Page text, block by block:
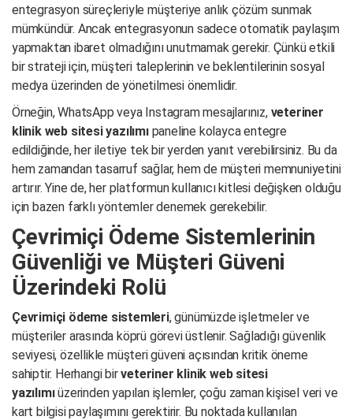
entegrasyon süreçleriyle müşteriye anlık çözüm sunmak
mümkündür. Ancak entegrasyonun sadece otomatik paylaşım
yapmaktan ibaret olmadığını unutmamak gerekir. Çünkü etkili
bir strateji için, müşteri taleplerinin ve beklentilerinin sosyal
medya üzerinden de yönetilmesi önemlidir.
Örneğin, WhatsApp veya Instagram mesajlarınız, veteriner
klinik web sitesi yazılımıpaneline kolayca entegre
edildiğinde, her iletiye tek bir yerden yanıt verebilirsiniz. Bu da
hem zamandan tasarruf sağlar, hem de müşteri memnuniyetini
artırır. Yine de, her platformun kullanıcı kitlesi değişken olduğu
için bazen farklı yöntemler denemek gerekebilir.
Çevrimiçi Ödeme Sistemlerinin
Güvenliği ve Müşteri Güveni
Üzerindeki Rolü
Çevrimiçi ödeme sistemleri, günümüzde işletmeler ve
müşteriler arasında köprü görevi üstlenir. Sağladığı güvenlik
seviyesi, özellikle müşteri güveni açısından kritik öneme
sahiptir. Herhangi birveteriner klinik web sitesi
yazılımıüzerinden yapılan işlemler, çoğu zaman kişisel veri ve
kart bilgisi paylaşımını gerektirir. Bu noktada kullanılan